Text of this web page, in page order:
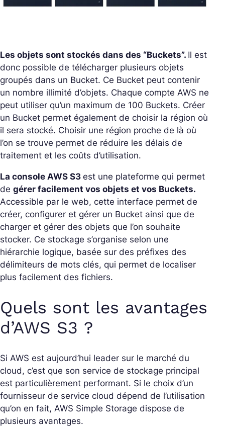
Les objets sont stockés dans des “Buckets”. Il est
donc possible de télécharger plusieurs objets
groupés dans un Bucket. Ce Bucket peut contenir
un nombre illimité d’objets. Chaque compte AWS ne
peut utiliser qu’un maximum de 100 Buckets. Créer
un Bucket permet également de choisir la région où
il sera stocké. Choisir une région proche de là où
l’on se trouve permet de réduire les délais de
traitement et les coûts d’utilisation.
La console AWS S3 est une plateforme qui permet
de gérer facilement vos objets et vos Buckets.
Accessible par le web, cette interface permet de
créer, configurer et gérer un Bucket ainsi que de
charger et gérer des objets que l’on souhaite
stocker. Ce stockage s’organise selon une
hiérarchie logique, basée sur des préfixes des
délimiteurs de mots clés, qui permet de localiser
plus facilement des fichiers.
Quels sont les avantages
d’AWS S3 ?
Si AWS est aujourd’hui leader sur le marché du
cloud, c’est que son service de stockage principal
est particulièrement performant. Si le choix d’un
fournisseur de service cloud dépend de l’utilisation
qu’on en fait, AWS Simple Storage dispose de
plusieurs avantages.